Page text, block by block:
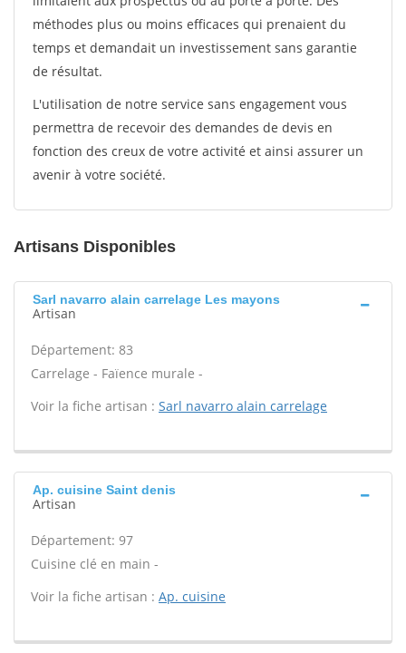
méthodes plus ou moins efficaces qui prenaient du
temps et demandait un investissement sans garantie
de résultat.
L'utilisation de notre service sans engagement vous
permettra de recevoir des demandes de devis en
fonction des creux de votre activité et ainsi assurer un
avenir à votre société.
Artisans Disponibles
Sarl navarro alain carrelage Les mayons
Artisan
Département: 83
Carrelage - Faïence murale -
Voir la fiche artisan : Sarl navarro alain carrelage
Ap. cuisine Saint denis
Artisan
Département: 97
Cuisine clé en main -
Voir la fiche artisan : Ap. cuisine